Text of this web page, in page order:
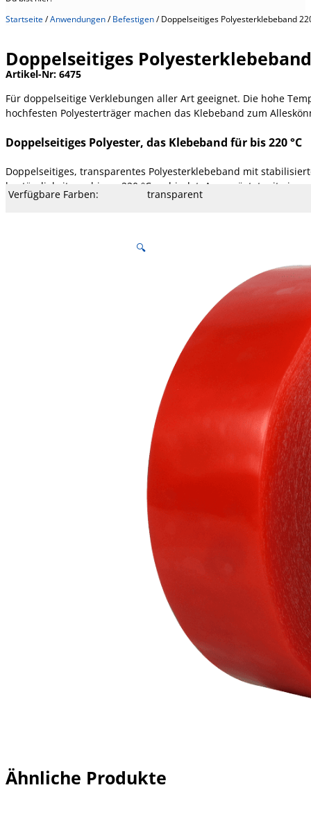
Startseite/Anwendungen/Befestigen/Doppelseitiges Polyesterklebeband
Doppelseitiges Polyesterklebeband
Artikel-Nr: 6475
Für doppelseitige Verklebungen aller Art geeignet. Die hohe
hochfesten Polyesterträger machen das Klebeband zum
Doppelseitiges Polyester, das Klebeband für bis 220 °C
Doppelseitiges, transparentes Polyesterklebeband mit
beständigkeit von bis zu 220 °C verbindet. Ausgerüstet mit
Träger:
PET-Folie
Gesamtstärke: 190 µm
Klebertyp: Acrylat LM
Klebekraft: 8,4 N/cm
Reißfestigkeit: 43 N/cm
Dehnung: 120 %
Temperatur: - 30 bis 180 °C
Liner: MOPP silikonisiert, rot-
Kern Typ: Pappe
Kern Ø mm: 76 mm
Spezifikation: Dauerhaft 180 °C, Kurzzeitig 220 °C
Verfügbare Längen: 50 m
Verfügbare Breite: 19, 25, und 50 mm (weitere auf
Verfügbare Farben: transparent
🔍
Ähnliche Produkte